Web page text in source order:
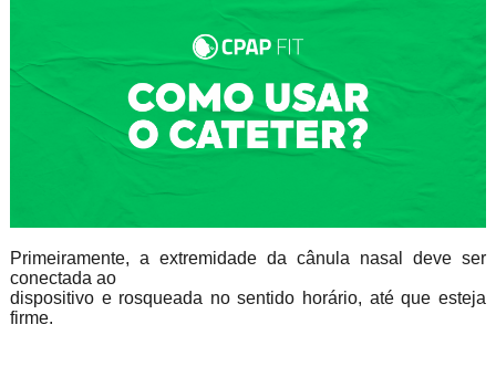
Primeiramente, a extremidade da cânula nasal deve ser
conectada ao
dispositivo e rosqueada no sentido horário, até que esteja
firme.